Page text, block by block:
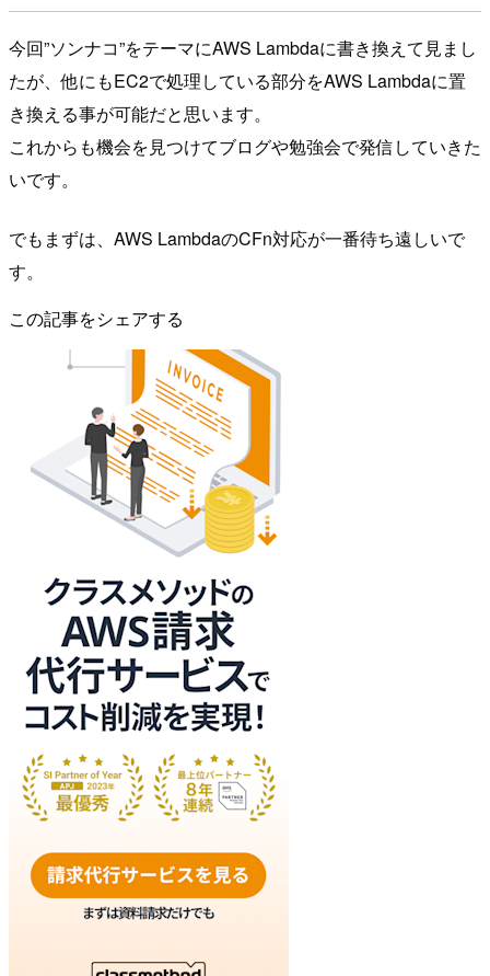
今回”ソンナコ”をテーマにAWS Lambdaに書き換えて見まし
たが、他にもEC2で処理している部分をAWS Lambdaに置
き換える事が可能だと思います。
これからも機会を見つけてブログや勉強会で発信していきた
いです。
でもまずは、AWS LambdaのCFn対応が一番待ち遠しいで
す。
この記事をシェアする